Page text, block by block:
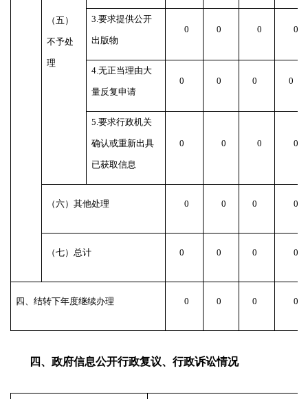
（五）
不予处
理
3.要求提供公开
出版物
0 0 0 0
4.无正当理由大
量反复申请
0 0 0 0
5.要求行政机关
确认或重新出具
已获取信息
0 0 0 0
（六）其他处理 0 0 0 0
（七）总计 0 0 0 0
四、结转下年度继续办理 0 0 0 0
四、政府信息公开行政复议、行政诉讼情况